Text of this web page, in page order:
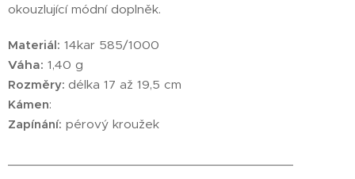
okouzlující módní doplněk.
Materiál: 14kar 585/1000
Váha: 1,40 g
Rozměry: délka 17 až 19,5 cm
Kámen:
Zapínání: pérový kroužek